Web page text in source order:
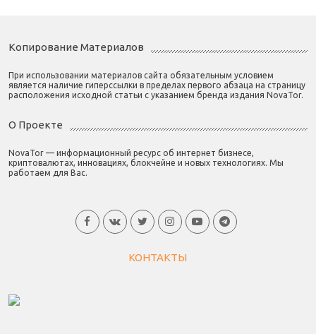
Копирование Материалов
При использовании материалов сайта обязательным условием
является наличие гиперссылки в пределах первого абзаца на страницу
расположения исходной статьи с указанием бренда издания NovaTor.
О Проекте
NovaTor — информационный ресурс об интернет бизнесе,
криптовалютах, инновациях, блокчейне и новых технологиях. Мы
работаем для Вас.
КОНТАКТЫ